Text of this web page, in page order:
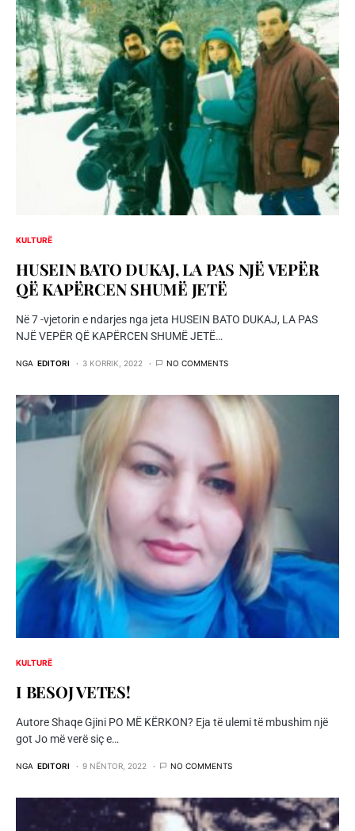
KULTURË
HUSEIN BATO DUKAJ, LA PAS NJË VEPËR
QË KAPËRCEN SHUMË JETË
Në 7 -vjetorin e ndarjes nga jeta HUSEIN BATO DUKAJ, LA PAS
NJË VEPËR QË KAPËRCEN SHUMË JETË…
NGA EDITORI 3 KORRIK, 2022 NO COMMENTS
KULTURË
I BESOJ VETES!
Autore Shaqe Gjini PO MË KËRKON? Eja të ulemi të mbushim një
got Jo më verë siç e…
NGA EDITORI 9 NËNTOR, 2022 NO COMMENTS